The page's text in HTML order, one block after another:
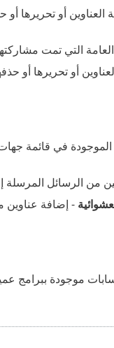
أو تحريرها أو
العامة التي تمت
أو تحريرها أو
في قائمة
من الرسائل المرسلة
- إضافة عناوين
موجودة ببرامج